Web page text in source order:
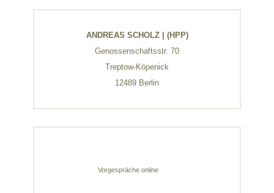
ANDREAS SCHOLZ | (HPP)
Genossenschaftsstr. 70
Treptow-Köpenick
12489 Berlin
Vorgespräche online